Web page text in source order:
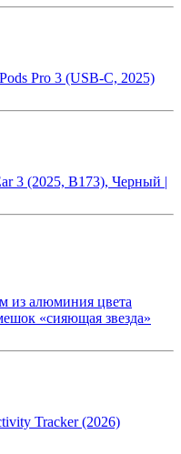
Pro 3 (USB-C, 2025)
3 (2025, B173), Черный |
из алюминия цвета
«сияющая звезда»
Tracker (2026)